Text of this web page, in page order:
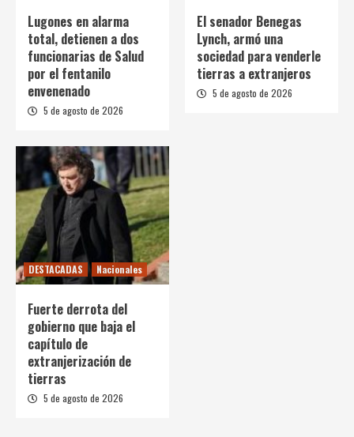
Lugones en alarma
total, detienen a dos
funcionarias de Salud
por el fentanilo
envenenado
5 de agosto de 2026
El senador Benegas
Lynch, armó una
sociedad para venderle
tierras a extranjeros
5 de agosto de 2026
DESTACADAS Nacionales
Fuerte derrota del
gobierno que baja el
capítulo de
extranjerización de
tierras
5 de agosto de 2026